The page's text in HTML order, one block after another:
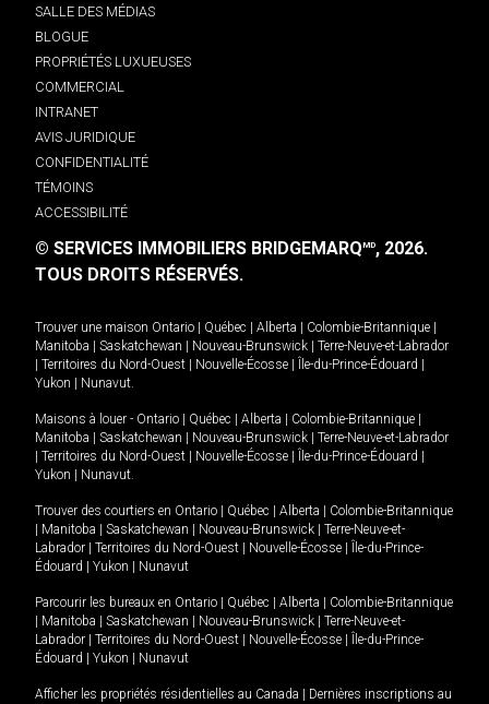
SALLE DES MÉDIAS
BLOGUE
PROPRIÉTÉS LUXUEUSES
COMMERCIAL
INTRANET
AVIS JURIDIQUE
CONFIDENTIALITÉ
TÉMOINS
ACCESSIBILITÉ
© SERVICES IMMOBILIERS BRIDGEMARQMD, 2026.
TOUS DROITS RÉSERVÉS.
Trouver une maison Ontario Québec Alberta Colombie-Britannique
Manitoba
Saskatchewan Nouveau-Brunswick
Terre-Neuve-et-Labrador
Territoires du Nord-Ouest Nouvelle-Écosse Île-du-Prince-Édouard
Yukon
Nunavut.
Maisons à louer - Ontario Québec Alberta Colombie-Britannique
Manitoba
Saskatchewan Nouveau-Brunswick
Terre-Neuve-et-Labrador
Territoires du Nord-Ouest Nouvelle-Écosse Île-du-Prince-Édouard
Yukon
Nunavut.
Trouver des courtiers en Ontario Québec Alberta
Colombie-Britannique
Manitoba Saskatchewan Nouveau-Brunswick
Terre-Neuve-et-
Labrador
Territoires du Nord-Ouest Nouvelle-Écosse
Île-du-Prince-
Édouard
Yukon Nunavut
Parcourir les bureaux en Ontario Québec Alberta
Colombie-Britannique
Manitoba Saskatchewan Nouveau-Brunswick
Terre-Neuve-et-
Labrador
Territoires du Nord-Ouest Nouvelle-Écosse
Île-du-Prince-
Édouard
Yukon Nunavut
Afficher les propriétés résidentielles au Canada
Dernières inscriptions au